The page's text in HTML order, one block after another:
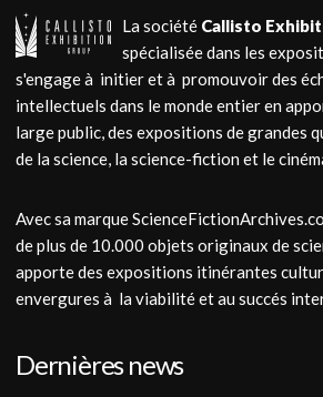
La société Callisto
spécialisée dans les
s'engage à initier et à promouvoir des
intellectuels dans le monde entier en
large public, des expositions de grandes
de la science, la science-fiction et le
Avec sa marque
de plus de 10.000 objets originaux de
apporte des expositions itinérantes
envergures à la viabilité et au succés
Dernières news